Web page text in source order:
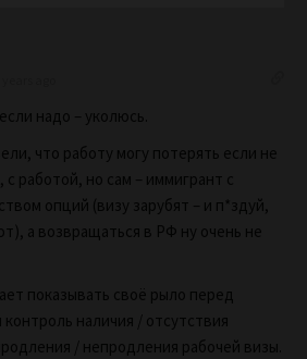
надо – уколюсь.
что работу могу потерять если не
работой, но сам – иммигрант с
опций (визу зарубят – и п*здуй,
а возвращаться в РФ ну очень не
показывать своё рыло перед
наличия / отсутствия
/ непродления рабочей визы.